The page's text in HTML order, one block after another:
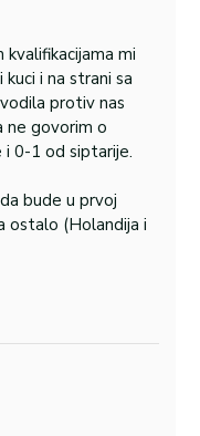
mi
i na strani sa
protiv nas
ne govorim o
i 0-1 od siptarije.
bude u prvoj
ostalo (Holandija i